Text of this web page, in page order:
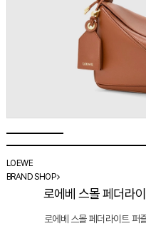
LOEWE
BRAND SHOP
로에베 스몰 페더라
로에베 스몰 페더라이트 퍼